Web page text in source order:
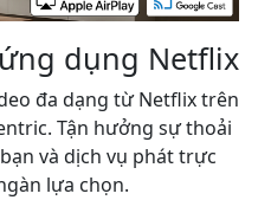
dụng Netflix
đa dạng từ Netflix trên
Tận hưởng sự thoải
và dịch vụ phát trực
lựa chọn.